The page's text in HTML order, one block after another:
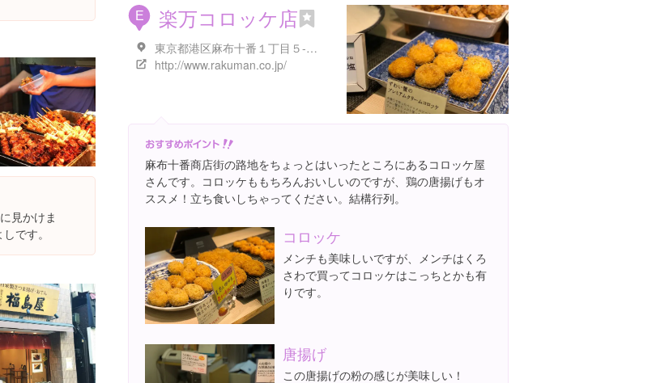
E 楽万コロッケ店
東京都港区麻布十番１丁目５-２６
http://www.rakuman.co.jp/
麻布十番商店街の路地をちょっとはいったところにあるコロッケ屋
さんです。コロッケももちろんおいしいのですが、鶏の唐揚げもオ
ススメ！立ち食いしちゃってください。結構行列。
コロッケ
メンチも美味しいですが、メンチはくろ
さわで買ってコロッケはこっちとかも有
りです。
唐揚げ
この唐揚げの粉の感じが美味しい！
見かけま
です。